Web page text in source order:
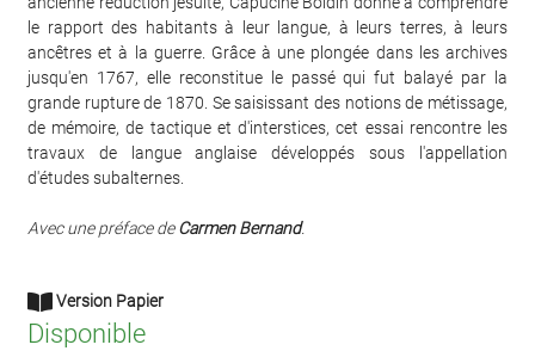
le rapport des habitants à leur langue, à leurs terres, à leurs
ancêtres et à la guerre. Grâce à une plongée dans les archives
jusqu'en 1767, elle reconstitue le passé qui fut balayé par la
grande rupture de 1870. Se saisissant des notions de métissage,
de mémoire, de tactique et d'interstices, cet essai rencontre les
travaux de langue anglaise développés sous l'appellation
d'études subalternes.
Avec une préface deCarmen Bernand.
Version Papier
Disponible